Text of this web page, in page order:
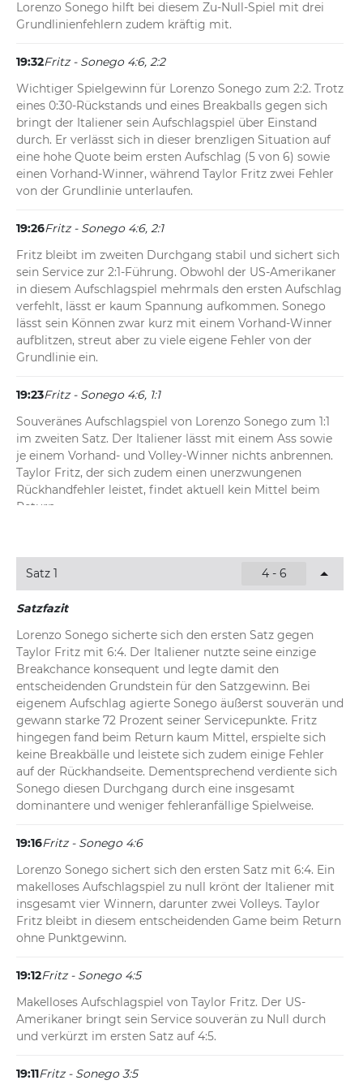
Lorenzo Sonego hilft bei diesem Zu-Null-Spiel mit drei
Grundlinienfehlern zudem kräftig mit.
19:32Fritz - Sonego 4:6, 2:2
Wichtiger Spielgewinn für Lorenzo Sonego zum 2:2. Trotz
eines 0:30-Rückstands und eines Breakballs gegen sich
bringt der Italiener sein Aufschlagspiel über Einstand
durch. Er verlässt sich in dieser brenzligen Situation auf
eine hohe Quote beim ersten Aufschlag (5 von 6) sowie
einen Vorhand-Winner, während Taylor Fritz zwei Fehler
von der Grundlinie unterlaufen.
19:26Fritz - Sonego 4:6, 2:1
Fritz bleibt im zweiten Durchgang stabil und sichert sich
sein Service zur 2:1-Führung. Obwohl der US-Amerikaner
in diesem Aufschlagspiel mehrmals den ersten Aufschlag
verfehlt, lässt er kaum Spannung aufkommen. Sonego
lässt sein Können zwar kurz mit einem Vorhand-Winner
aufblitzen, streut aber zu viele eigene Fehler von der
Grundlinie ein.
19:23Fritz - Sonego 4:6, 1:1
Souveränes Aufschlagspiel von Lorenzo Sonego zum 1:1
im zweiten Satz. Der Italiener lässt mit einem Ass sowie
je einem Vorhand- und Volley-Winner nichts anbrennen.
Taylor Fritz, der sich zudem einen unerzwungenen
Rückhandfehler leistet, findet aktuell kein Mittel beim
Return.
Der US-Amerikaner startet stabil in den zweiten
Durchgang und sichert sich sein Aufschlagspiel souverän
zum 1:0. Mit einem Ass und einer starken Punkteausbeute
verbucht in diesem Spiel zwar einen Vorhand-Winner,
leistet sich aber auch zwei schnelle Fehler von der
Grundlinie.
Satz 1 4 - 6
Satzfazit
Lorenzo Sonego sicherte sich den ersten Satz gegen
Taylor Fritz mit 6:4. Der Italiener nutzte seine einzige
Breakchance konsequent und legte damit den
entscheidenden Grundstein für den Satzgewinn. Bei
eigenem Aufschlag agierte Sonego äußerst souverän und
gewann starke 72 Prozent seiner Servicepunkte. Fritz
hingegen fand beim Return kaum Mittel, erspielte sich
keine Breakbälle und leistete sich zudem einige Fehler
auf der Rückhandseite. Dementsprechend verdiente sich
Sonego diesen Durchgang durch eine insgesamt
dominantere und weniger fehleranfällige Spielweise.
19:16Fritz - Sonego 4:6
Lorenzo Sonego sichert sich den ersten Satz mit 6:4. Ein
makelloses Aufschlagspiel zu null krönt der Italiener mit
insgesamt vier Winnern, darunter zwei Volleys. Taylor
Fritz bleibt in diesem entscheidenden Game beim Return
ohne Punktgewinn.
19:12Fritz - Sonego 4:5
Makelloses Aufschlagspiel von Taylor Fritz. Der US-
Amerikaner bringt sein Service souverän zu Null durch
und verkürzt im ersten Satz auf 4:5.
19:11Fritz - Sonego 3:5